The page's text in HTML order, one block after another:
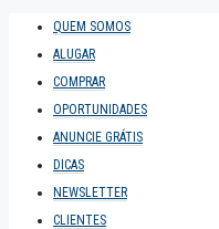
QUEM SOMOS
ALUGAR
COMPRAR
OPORTUNIDADES
ANUNCIE GRÁTIS
DICAS
NEWSLETTER
CLIENTES